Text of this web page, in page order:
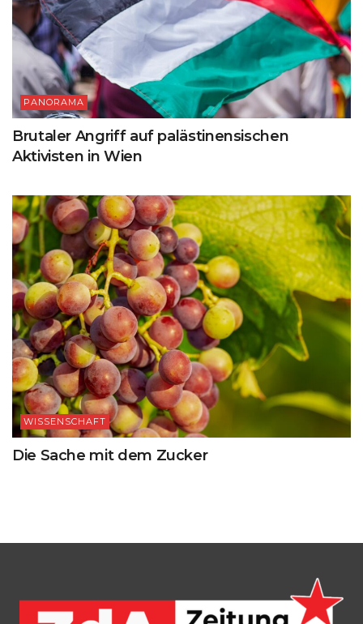
PANORAMA
Brutaler Angriff auf palästinensischen
Aktivisten in Wien
WISSENSCHAFT
Die Sache mit dem Zucker